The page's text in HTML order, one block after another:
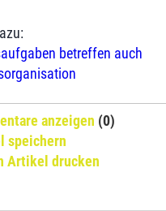
betreffen auch
anzeigen (0)
speichern
Artikel drucken